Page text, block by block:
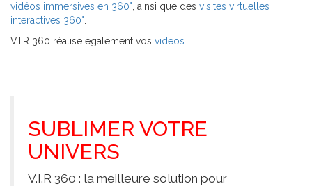
vidéos immersives en 360° , ainsi que des visites virtuelles
interactives 360°
V.I.R 360 réalise également vos vidéos
SUBLIMER VOTRE
UNIVERS
V.I.R 360 : la meilleure solution pour